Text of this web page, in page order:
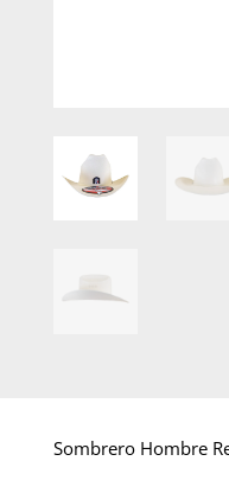
Sombrero Hombre